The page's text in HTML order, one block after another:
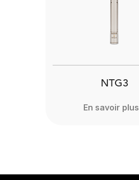
NTG3
En savoir plus